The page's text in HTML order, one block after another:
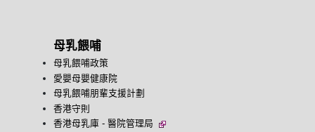
母乳餵哺
母乳餵哺政策
愛嬰母嬰健康院
母乳餵哺朋輩支援計劃
香港守則
香港母乳庫 - 醫院管理局